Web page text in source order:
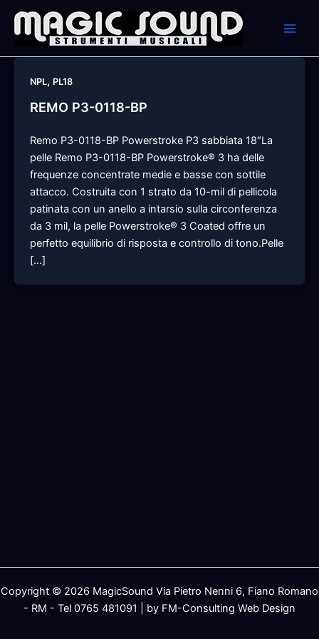
content
NPL, PL18
REMO P3-0118-BP
Remo P3-0118-BP Powerstroke P3 sabbiata 18″La
pelle Remo P3-0118-BP Powerstroke® 3 ha delle
frequenze concentrate medie e basse con sottile
attacco. Costruita con 1 strato da 10-mil di pellicola
patinata con un anello a intarsio sulla circonferenza
da 3 mil, la pelle Powerstroke® 3 Coated offre un
perfetto equilibrio di risposta e controllo di tono.Pelle
[…]
Copyright © 2026 MagicSound Via Pietro Nenni 6, Fiano Romano
- RM - Tel 0765 481091 | by FM-Consulting Web Design